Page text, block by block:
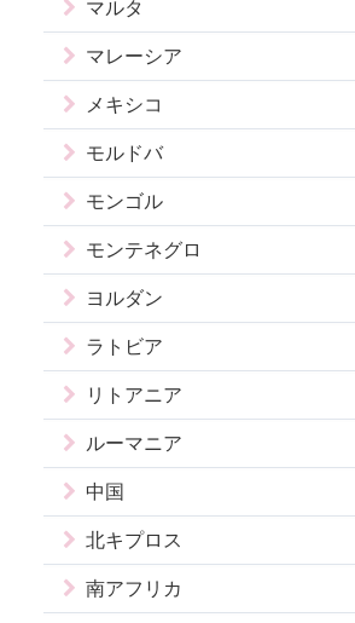
マルタ
マレーシア
メキシコ
モルドバ
モンゴル
モンテネグロ
ヨルダン
ラトビア
リトアニア
ルーマニア
中国
北キプロス
南アフリカ